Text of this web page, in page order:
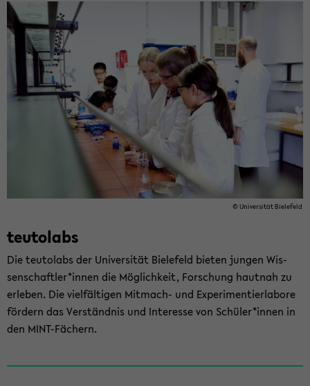
© Uni­ver­si­tät Bie­le­feld
teu­tol­abs
Die teu­tol­abs der Uni­ver­si­tät Bie­le­feld bie­ten jun­gen Wis­
sen­schaft­ler*innen die Mög­lich­keit, For­schung haut­nah zu
er­le­ben. Die viel­fäl­ti­gen Mitmach-​ und Ex­pe­ri­men­tier­la­bo­re
för­dern das Ver­ständ­nis und In­ter­es­se von Schü­ler*innen in
den MINT-​Fächern.